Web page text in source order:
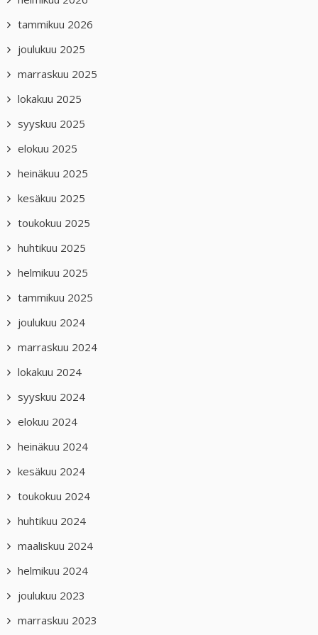
tammikuu 2026
joulukuu 2025
marraskuu 2025
lokakuu 2025
syyskuu 2025
elokuu 2025
heinäkuu 2025
kesäkuu 2025
toukokuu 2025
huhtikuu 2025
helmikuu 2025
tammikuu 2025
joulukuu 2024
marraskuu 2024
lokakuu 2024
syyskuu 2024
elokuu 2024
heinäkuu 2024
kesäkuu 2024
toukokuu 2024
huhtikuu 2024
maaliskuu 2024
helmikuu 2024
joulukuu 2023
marraskuu 2023